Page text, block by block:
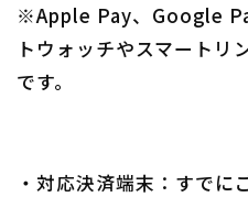
※Apple Pay、Google
トウォッチやスマートリ
です。
・対応決済端末：すでに